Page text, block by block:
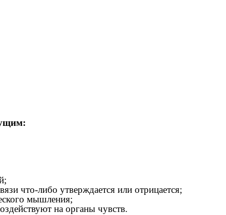
что-либо утверждается или отрицается;
мышления;
на органы чувств.